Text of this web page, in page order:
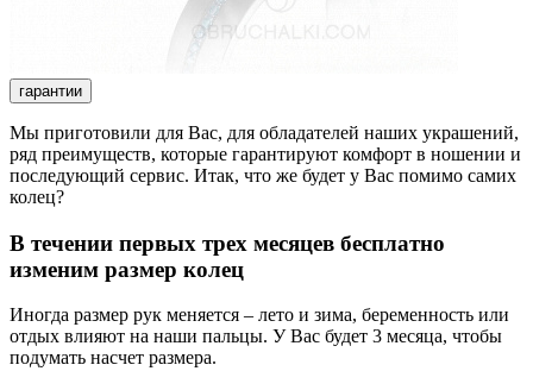
гарантии
Мы приготовили для Вас, для обладателей наших украшений,
ряд преимуществ, которые гарантируют комфорт в ношении и
последующий сервис. Итак, что же будет у Вас помимо самих
колец?
В течении первых трех месяцев бесплатно
изменим размер колец
Иногда размер рук меняется – лето и зима, беременность или
отдых влияют на наши пальцы. У Вас будет 3 месяца, чтобы
подумать насчет размера.